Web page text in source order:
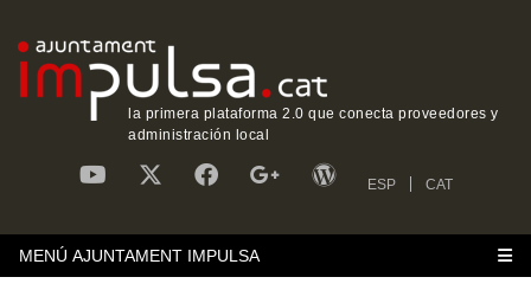
la primera plataforma 2.0 que conecta proveedores y
administración local
ESP CAT
MENÚ AJUNTAMENT IMPULSA